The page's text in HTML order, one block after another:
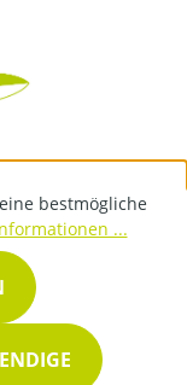
bestmögliche
...